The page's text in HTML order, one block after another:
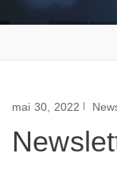
mai 30, 2022